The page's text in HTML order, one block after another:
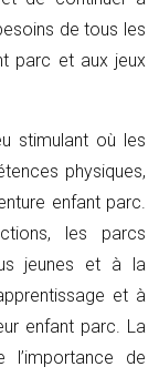
de tous les
parc et aux jeux
stimulant où les
physiques,
enfant parc.
les parcs
jeunes et à la
et à
enfant parc. La
de